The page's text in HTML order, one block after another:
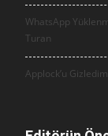
WhatsApp
Turan
Applock’u